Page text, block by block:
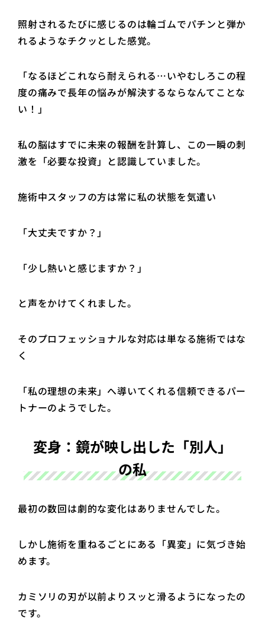
照射されるたびに感じるのは輪ゴムでパチンと弾か
れるようなチクッとした感覚。
「なるほどこれなら耐えられる…いやむしろこの程
度の痛みで長年の悩みが解決するならなんてことな
い！」
私の脳はすでに未来の報酬を計算し、この一瞬の刺
激を「必要な投資」と認識していました。
施術中スタッフの方は常に私の状態を気遣い
「大丈夫ですか？」
「少し熱いと感じますか？」
と声をかけてくれました。
そのプロフェッショナルな対応は単なる施術ではな
く
「私の理想の未来」へ導いてくれる信頼できるパー
トナーのようでした。
変身：鏡が映し出した「別人」
の私
最初の数回は劇的な変化はありませんでした。
しかし施術を重ねるごとにある「異変」に気づき始
めます。
カミソリの刃が以前よりスッと滑るようになったの
です。